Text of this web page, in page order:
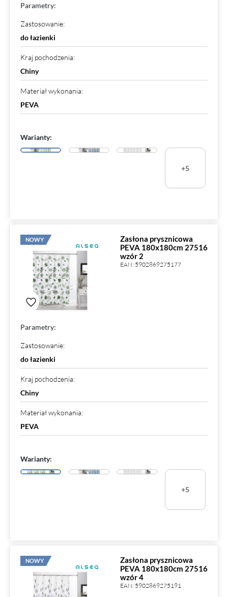
Parametry:
Zastosowanie:
do łazienki
Kraj pochodzenia:
Chiny
Materiał wykonania:
PEVA
Warianty:
+5
NOWY
Zasłona prysznicowa
PEVA 180x180cm 27516
wzór 2
EAN: 5902869275177
Parametry:
Zastosowanie:
do łazienki
Kraj pochodzenia:
Chiny
Materiał wykonania:
PEVA
Warianty:
+5
NOWY
Zasłona prysznicowa
PEVA 180x180cm 27516
wzór 4
EAN: 5902869275191